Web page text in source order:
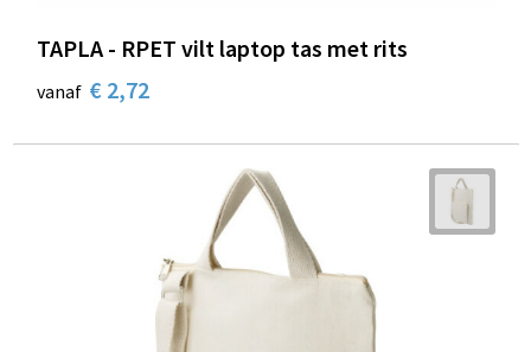
TAPLA - RPET vilt laptop tas met rits
vanaf € 2,72